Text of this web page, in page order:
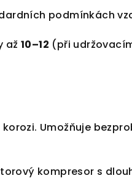
podmínkách
až10–12 (při
Umožňuje
kompresor s